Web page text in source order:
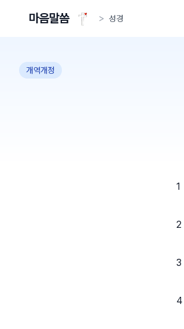
마음말씀 > 성경
개역개정
1
2
3
4